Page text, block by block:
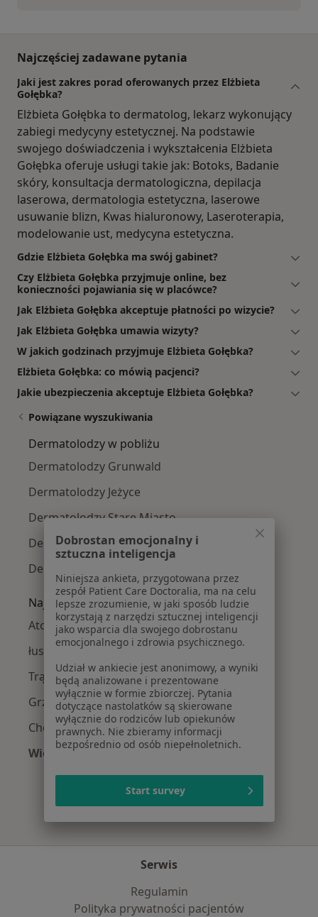
Najczęściej zadawane pytania
Jaki jest zakres porad oferowanych przez Elżbieta
Gołębka?
Elżbieta Gołębka to dermatolog, lekarz wykonujący
zabiegi medycyny estetycznej. Na podstawie
swojego doświadczenia i wykształcenia Elżbieta
Gołębka oferuje usługi takie jak: Botoks, Badanie
skóry, konsultacja dermatologiczna, depilacja
laserowa, dermatologia estetyczna, laserowe
usuwanie blizn, Kwas hialuronowy, Laseroterapia,
modelowanie ust, medycyna estetyczna.
Gdzie Elżbieta Gołębka ma swój gabinet?
Czy Elżbieta Gołębka przyjmuje online, bez
konieczności pojawiania się w placówce?
Jak Elżbieta Gołębka akceptuje płatności po wizycie?
Jak Elżbieta Gołębka umawia wizyty?
W jakich godzinach przyjmuje Elżbieta Gołębka?
Elżbieta Gołębka: co mówią pacjenci?
Jakie ubezpieczenia akceptuje Elżbieta Gołębka?
Powiązane wyszukiwania
Dermatolodzy w pobliżu
Dermatolodzy Grunwald
Dermatolodzy Jeżyce
Dermatolodzy Stare Miasto
Dermatolodzy Nowe Miasto
Dermatolodzy Wilda
Najczęście leczone choroby
Atopowe zapalenie skóry w Poznaniu
łuszczyca w Poznaniu
Trądzik różowaty w Poznaniu
Grzybica w Poznaniu
Choroby skóry w Poznaniu
Więcej (15)
Serwis
Regulamin
Polityka prywatności pacjentów
Dobrostan emocjonalny i
sztuczna inteligencja
Niniejsza ankieta, przygotowana przez
zespół Patient Care Doctoralia, ma na celu
lepsze zrozumienie, w jaki sposób ludzie
korzystają z narzędzi sztucznej inteligencji
jako wsparcia dla swojego dobrostanu
emocjonalnego i zdrowia psychicznego.
Udział w ankiecie jest anonimowy, a wyniki
będą analizowane i prezentowane
wyłącznie w formie zbiorczej. Pytania
dotyczące nastolatków są skierowane
wyłącznie do rodziców lub opiekunów
prawnych. Nie zbieramy informacji
bezpośrednio od osób niepełnoletnich.
Start survey